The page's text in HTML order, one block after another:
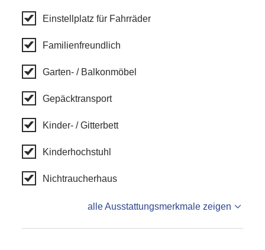
Einstellplatz für Fahrräder
Familienfreundlich
Garten- / Balkonmöbel
Gepäcktransport
Kinder- / Gitterbett
Kinderhochstuhl
Nichtraucherhaus
alle Ausstattungsmerkmale zeigen